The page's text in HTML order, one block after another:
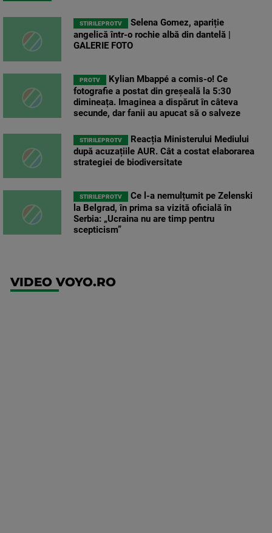
STIRILEPROTV
Selena Gomez, apariție
angelică într-o rochie albă din dantelă |
GALERIE FOTO
PROTV
Kylian Mbappé a comis-o! Ce
fotografie a postat din greșeală la 5:30
dimineața. Imaginea a dispărut în câteva
secunde, dar fanii au apucat să o salveze
STIRILEPROTV
Reacția Ministerului Mediului
după acuzațiile AUR. Cât a costat elaborarea
strategiei de biodiversitate
STIRILEPROTV
Ce l-a nemulțumit pe Zelenski
la Belgrad, în prima sa vizită oficială în
Serbia: „Ucraina nu are timp pentru
scepticism”
VIDEO VOYO.RO